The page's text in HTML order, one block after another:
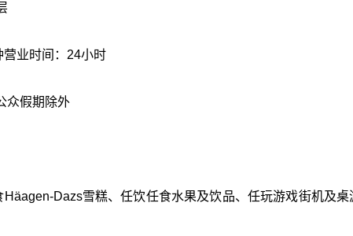
业时间：24小时
众假期除外
Dazs雪糕、任饮任食水果及饮品、任玩游戏街机及桌